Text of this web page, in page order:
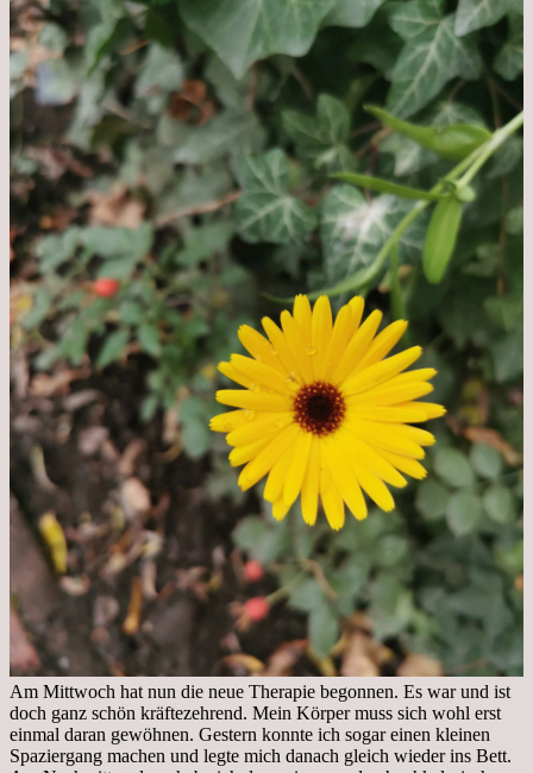
Am Mittwoch hat nun die neue Therapie begonnen. Es war und ist
doch ganz schön kräftezehrend. Mein Körper muss sich wohl erst
einmal daran gewöhnen. Gestern konnte ich sogar einen kleinen
Spaziergang machen und legte mich danach gleich wieder ins Bett.